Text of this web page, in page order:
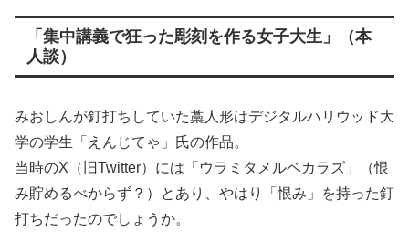
「集中講義で狂った彫刻を作る女子大生」（本
人談）
みおしんが釘打ちしていた藁人形はデジタルハリウッド大
学の学生「えんじてゃ」氏の作品。
当時のX（旧Twitter）には「ウラミタメルベカラズ」（恨
み貯めるべからず？）とあり、やはり「恨み」を持った釘
打ちだったのでしょうか。